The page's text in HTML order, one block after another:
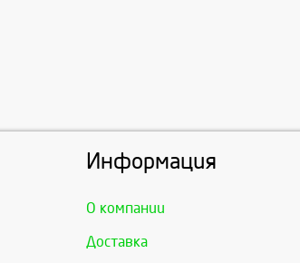
Информация
О компании
Доставка